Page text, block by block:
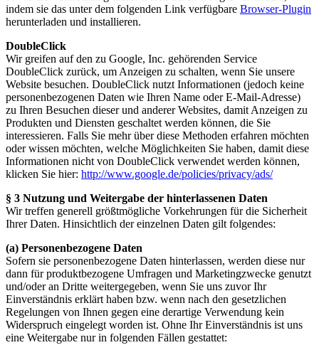
indem sie das unter dem folgenden Link verfügbare Browser-Plugin
herunterladen und installieren.
DoubleClick
Wir greifen auf den zu Google, Inc. gehörenden Service
DoubleClick zurück, um Anzeigen zu schalten, wenn Sie unsere
Website besuchen. DoubleClick nutzt Informationen (jedoch keine
personenbezogenen Daten wie Ihren Name oder E-Mail-Adresse)
zu Ihren Besuchen dieser und anderer Websites, damit Anzeigen zu
Produkten und Diensten geschaltet werden können, die Sie
interessieren. Falls Sie mehr über diese Methoden erfahren möchten
oder wissen möchten, welche Möglichkeiten Sie haben, damit diese
Informationen nicht von DoubleClick verwendet werden können,
klicken Sie hier: http://www.google.de/policies/privacy/ads/
§ 3 Nutzung und Weitergabe der hinterlassenen Daten
Wir treffen generell größtmögliche Vorkehrungen für die Sicherheit
Ihrer Daten. Hinsichtlich der einzelnen Daten gilt folgendes:
(a) Personenbezogene Daten
Sofern sie personenbezogene Daten hinterlassen, werden diese nur
dann für produktbezogene Umfragen und Marketingzwecke genutzt
und/oder an Dritte weitergegeben, wenn Sie uns zuvor Ihr
Einverständnis erklärt haben bzw. wenn nach den gesetzlichen
Regelungen von Ihnen gegen eine derartige Verwendung kein
Widerspruch eingelegt worden ist. Ohne Ihr Einverständnis ist uns
eine Weitergabe nur in folgenden Fällen gestattet: